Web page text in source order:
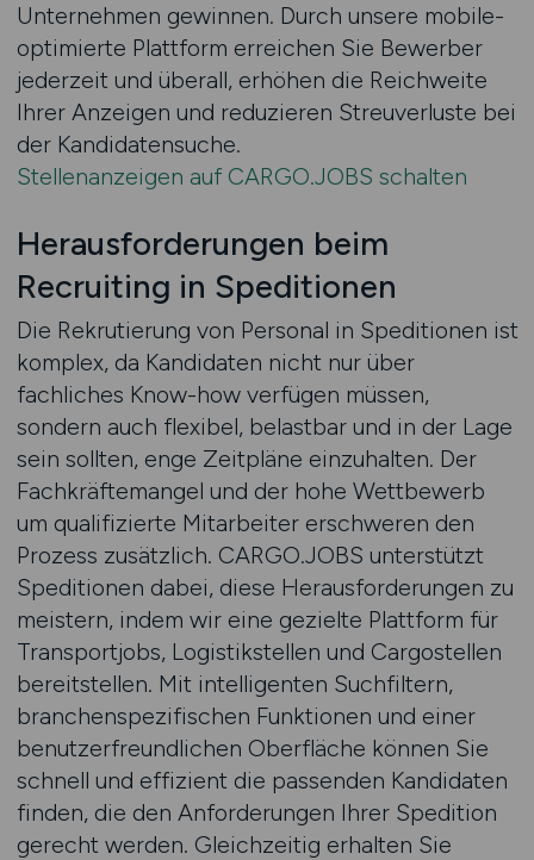
Unternehmen gewinnen. Durch unsere mobile-
optimierte Plattform erreichen Sie Bewerber
jederzeit und überall, erhöhen die Reichweite
Ihrer Anzeigen und reduzieren Streuverluste bei
der Kandidatensuche.
Stellenanzeigen auf CARGO.JOBS schalten
Herausforderungen beim
Recruiting in Speditionen
Die Rekrutierung von Personal in Speditionen ist
komplex, da Kandidaten nicht nur über
fachliches Know-how verfügen müssen,
sondern auch flexibel, belastbar und in der Lage
sein sollten, enge Zeitpläne einzuhalten. Der
Fachkräftemangel und der hohe Wettbewerb
um qualifizierte Mitarbeiter erschweren den
Prozess zusätzlich. CARGO.JOBS unterstützt
Speditionen dabei, diese Herausforderungen zu
meistern, indem wir eine gezielte Plattform für
Transportjobs, Logistikstellen und Cargostellen
bereitstellen. Mit intelligenten Suchfiltern,
branchenspezifischen Funktionen und einer
benutzerfreundlichen Oberfläche können Sie
schnell und effizient die passenden Kandidaten
finden, die den Anforderungen Ihrer Spedition
gerecht werden. Gleichzeitig erhalten Sie